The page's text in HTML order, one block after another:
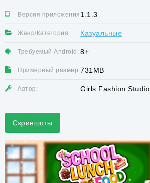
Версия приложения:1.1.3
Жанр/Категория: Казуальные
Требуемый Android: 8+
Примерный размер:731MB
Автор: Girls Fashion Studio
Скриншоты